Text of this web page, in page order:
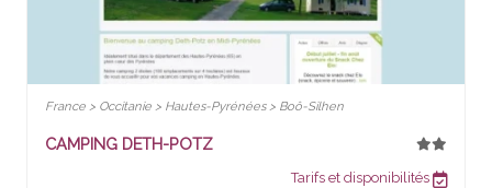
France > Occitanie > Hautes-Pyrénées > Boô-Silhen
CAMPING DETH-POTZ
Tarifs et disponibilités